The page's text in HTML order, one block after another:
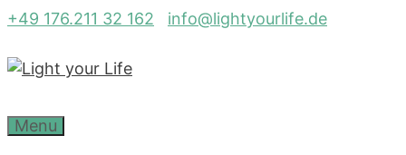
Zum
springen
+49 176.211 32 162 info@lightyourlife.de
Menu